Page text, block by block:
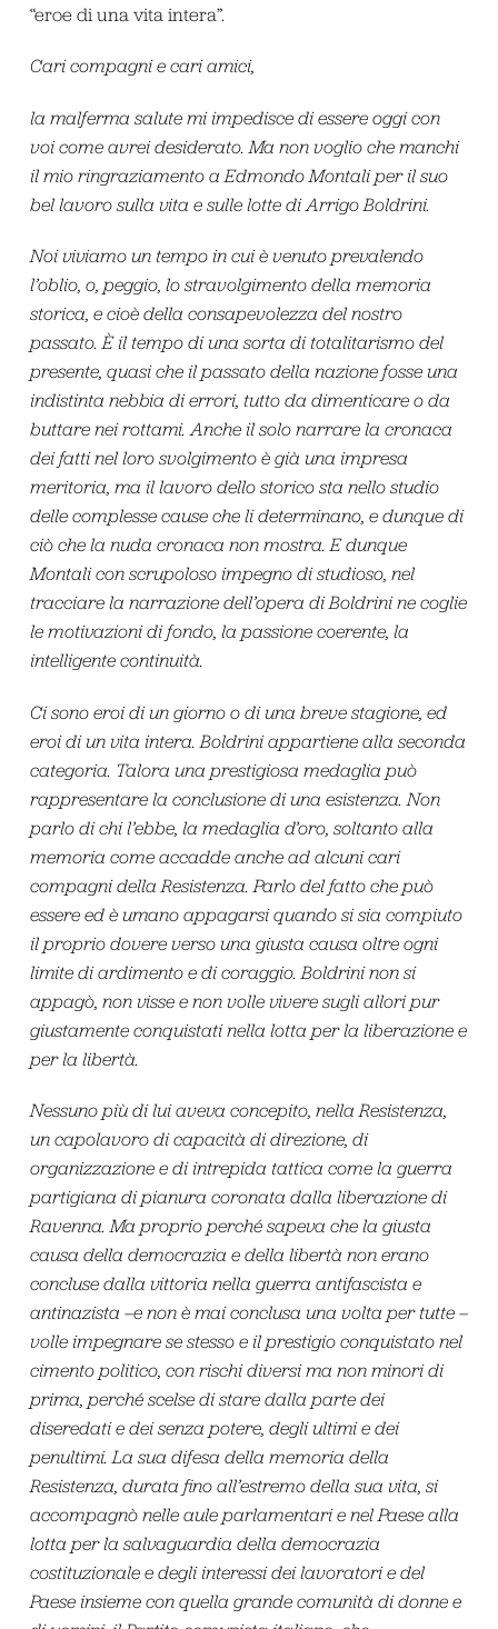
“eroe di una vita intera”.
Cari compagni e cari amici,
la malferma salute mi impedisce di essere oggi con
voi come avrei desiderato. Ma non voglio che manchi
il mio ringraziamento a Edmondo Montali per il suo
bel lavoro sulla vita e sulle lotte di Arrigo Boldrini.
Noi viviamo un tempo in cui è venuto prevalendo
l’oblio, o, peggio, lo stravolgimento della memoria
storica, e cioè della consapevolezza del nostro
passato. È il tempo di una sorta di totalitarismo del
presente, quasi che il passato della nazione fosse una
indistinta nebbia di errori, tutto da dimenticare o da
buttare nei rottami. Anche il solo narrare la cronaca
dei fatti nel loro svolgimento è già una impresa
meritoria, ma il lavoro dello storico sta nello studio
delle complesse cause che li determinano, e dunque di
ciò che la nuda cronaca non mostra. E dunque
Montali con scrupoloso impegno di studioso, nel
tracciare la narrazione dell’opera di Boldrini ne coglie
le motivazioni di fondo, la passione coerente, la
intelligente continuità.
Ci sono eroi di un giorno o di una breve stagione, ed
eroi di un vita intera. Boldrini appartiene alla seconda
categoria. Talora una prestigiosa medaglia può
rappresentare la conclusione di una esistenza. Non
parlo di chi l’ebbe, la medaglia d’oro, soltanto alla
memoria come accadde anche ad alcuni cari
compagni della Resistenza. Parlo del fatto che può
essere ed è umano appagarsi quando si sia compiuto
il proprio dovere verso una giusta causa oltre ogni
limite di ardimento e di coraggio. Boldrini non si
appagò, non visse e non volle vivere sugli allori pur
giustamente conquistati nella lotta per la liberazione e
per la libertà.
Nessuno più di lui aveva concepito, nella Resistenza,
un capolavoro di capacità di direzione, di
organizzazione e di intrepida tattica come la guerra
partigiana di pianura coronata dalla liberazione di
Ravenna. Ma proprio perché sapeva che la giusta
causa della democrazia e della libertà non erano
concluse dalla vittoria nella guerra antifascista e
antinazista –e non è mai conclusa una volta per tutte –
volle impegnare se stesso e il prestigio conquistato nel
cimento politico, con rischi diversi ma non minori di
prima, perché scelse di stare dalla parte dei
diseredati e dei senza potere, degli ultimi e dei
penultimi. La sua difesa della memoria della
Resistenza, durata fino all’estremo della sua vita, si
accompagnò nelle aule parlamentari e nel Paese alla
lotta per la salvaguardia della democrazia
costituzionale e degli interessi dei lavoratori e del
Paese insieme con quella grande comunità di donne e